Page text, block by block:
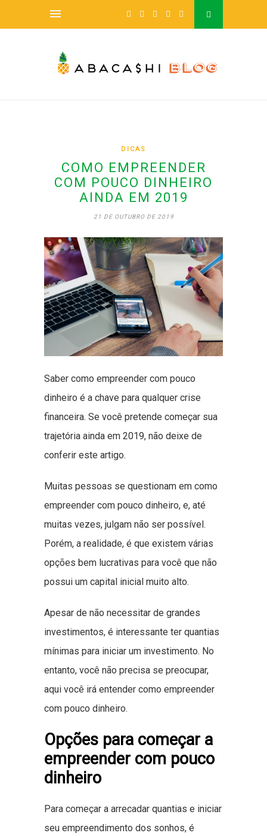
DICAS
COMO EMPREENDER
COM POUCO DINHEIRO
AINDA EM 2019
21 DE OUTUBRO DE 2019
Saber como empreender com pouco
dinheiro é a chave para qualquer crise
financeira. Se você pretende começar sua
trajetória ainda em 2019, não deixe de
conferir este artigo.
Muitas pessoas se questionam em como
empreender com pouco dinheiro, e, até
muitas vezes, julgam não ser possível.
Porém, a realidade, é que existem várias
opções bem lucrativas para você que não
possui um capital inicial muito alto.
Apesar de não necessitar de grandes
investimentos, é interessante ter quantias
mínimas para iniciar um investimento. No
entanto, você não precisa se preocupar,
aqui você irá entender como empreender
com pouco dinheiro.
Opções para começar a
empreender com pouco
dinheiro
Para começar a arrecadar quantias e iniciar
seu empreendimento dos sonhos, é